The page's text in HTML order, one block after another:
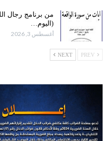
من برنامج رجال
(اليوم…
أغسطس 3, 2026
NEXT